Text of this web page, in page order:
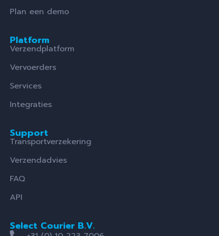
Select Courier B.V.
Plan een demo
Platform
Verzendplatform
Vervoerders
Services
Integraties
Support
Transportverzekering
Verzendadvies
FAQ
API